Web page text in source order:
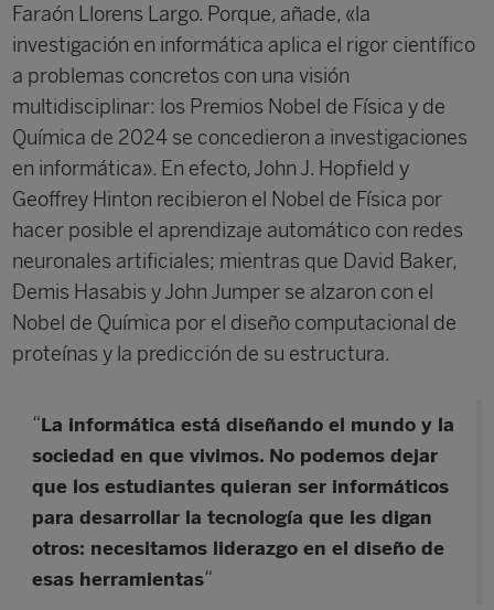
Faraón Llorens Largo. Porque, añade, «la
investigación en informática aplica el rigor científico
a problemas concretos con una visión
multidisciplinar: los Premios Nobel de Física y de
Química de 2024 se concedieron a investigaciones
en informática». En efecto, John J. Hopfield y
Geoffrey Hinton recibieron el Nobel de Física por
hacer posible el aprendizaje automático con redes
neuronales artificiales; mientras que David Baker,
Demis Hasabis y John Jumper se alzaron con el
Nobel de Química por el diseño computacional de
proteínas y la predicción de su estructura.
“La informática está diseñando el mundo y la
sociedad en que vivimos. No podemos dejar
que los estudiantes quieran ser informáticos
para desarrollar la tecnología que les digan
otros: necesitamos liderazgo en el diseño de
esas herramientas“